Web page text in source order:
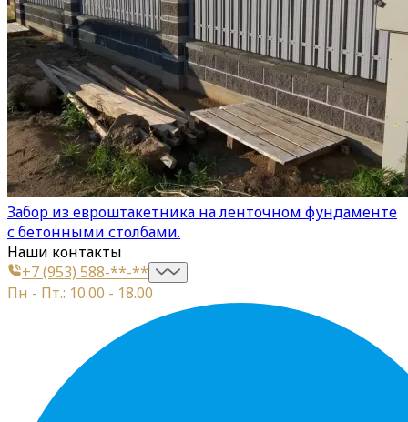
Забор из евроштакетника на ленточном фундаменте
с бетонными столбами.
Наши контакты
+7 (953) 588-**-**
Пн - Пт.: 10.00 - 18.00